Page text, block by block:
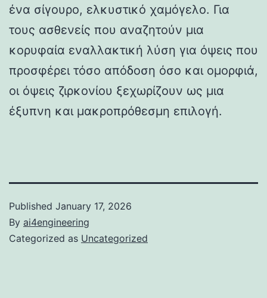
ένα σίγουρο, ελκυστικό χαμόγελο. Για
τους ασθενείς που αναζητούν μια
κορυφαία εναλλακτική λύση για όψεις που
προσφέρει τόσο απόδοση όσο και ομορφιά,
οι όψεις ζιρκονίου ξεχωρίζουν ως μια
έξυπνη και μακροπρόθεσμη επιλογή.
Published January 17, 2026
By ai4engineering
Categorized as Uncategorized